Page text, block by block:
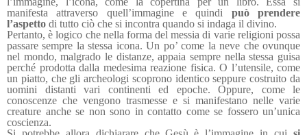
manifesta attraverso quell’immagine e quindi può prendere
l’aspetto di tutto ciò che si incontra quando si indaga il divino.
Pertanto, è logico che nella forma del messia di varie religioni possa
passare sempre la stessa icona. Un po’ come la neve che ovunque
nel mondo, malgrado le distanze, appaia sempre nella stessa guisa
perché prodotta dalla medesima reazione fisica. O l’utensile, come
un piatto, che gli archeologi scoprono identico seppure costruito da
uomini distanti vari continenti ed epoche. Oppure, come le
conoscenze che vengono trasmesse e si manifestano nelle varie
creature anche se non sono in contatto come se fossero un’unica
coscienza.